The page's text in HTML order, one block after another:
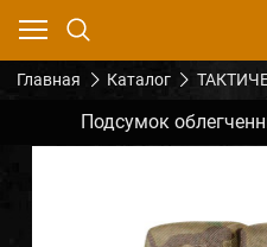
Главная Каталог
Подсумок